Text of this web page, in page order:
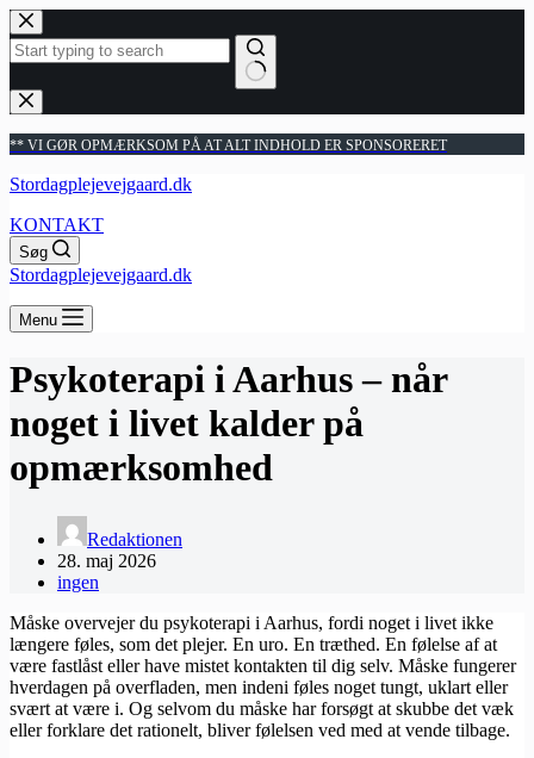
Fortsæt
til
indhold
Ingen
resultater
** VI GØR OPMÆRKSOM PÅ AT ALT INDHOLD ER SPONSORERET
Stordagplejevejgaard.dk
KONTAKT
Søg
Stordagplejevejgaard.dk
Menu
Psykoterapi i Aarhus – når
noget i livet kalder på
opmærksomhed
Redaktionen
28. maj 2026
ingen
Måske overvejer du psykoterapi i Aarhus, fordi noget i livet ikke
længere føles, som det plejer. En uro. En træthed. En følelse af at
være fastlåst eller have mistet kontakten til dig selv. Måske fungerer
hverdagen på overfladen, men indeni føles noget tungt, uklart eller
svært at være i. Og selvom du måske har forsøgt at skubbe det væk
eller forklare det rationelt, bliver følelsen ved med at vende tilbage.